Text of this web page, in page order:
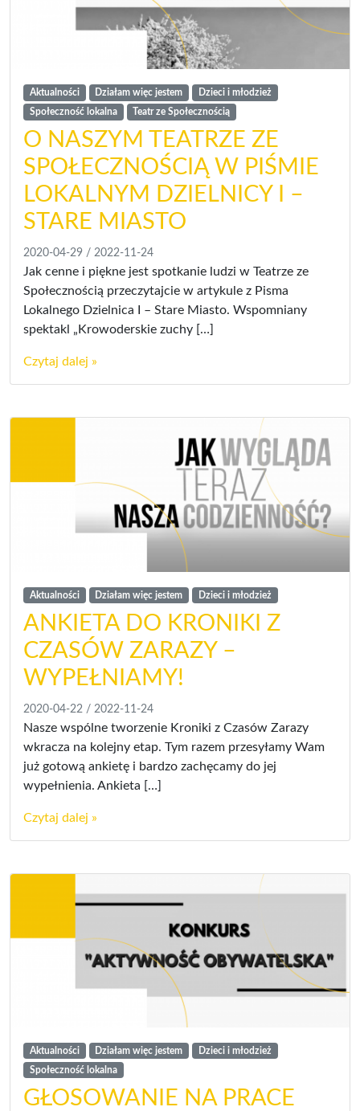
Aktualności Działam więc jestem
Dzieci i młodzież
Społeczność lokalna
Teatr ze Społecznością
O NASZYM TEATRZE ZE
SPOŁECZNOŚCIĄ W PIŚMIE
LOKALNYM DZIELNICY I –
STARE MIASTO
2020-04-29 / 2022-11-24
Jak cenne i piękne jest spotkanie ludzi w Teatrze ze
Społecznością przeczytajcie w artykule z Pisma
Lokalnego Dzielnica I – Stare Miasto. Wspomniany
spektakl „Krowoderskie zuchy […]
Czytaj dalej »
Aktualności Działam więc jestem Dzieci i młodzież
ANKIETA DO KRONIKI Z
CZASÓW ZARAZY –
WYPEŁNIAMY!
2020-04-22 / 2022-11-24
Nasze wspólne tworzenie Kroniki z Czasów Zarazy
wkracza na kolejny etap. Tym razem przesyłamy Wam
już gotową ankietę i bardzo zachęcamy do jej
wypełnienia. Ankieta […]
Czytaj dalej »
Aktualności Działam więc jestem
Dzieci i młodzież
Społeczność lokalna
GŁOSOWANIE NA PRACE